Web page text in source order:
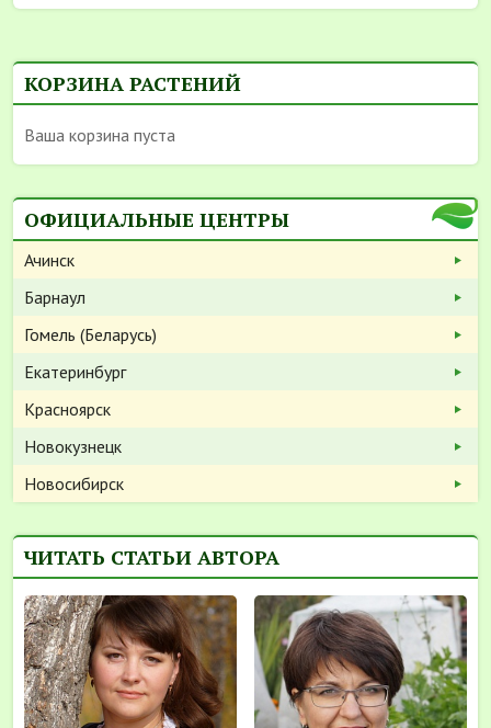
КОРЗИНА РАСТЕНИЙ
Ваша корзина пуста
ОФИЦИАЛЬНЫЕ ЦЕНТРЫ
Ачинск
Барнаул
Гомель (Беларусь)
Екатеринбург
Красноярск
Новокузнецк
Новосибирск
ЧИТАТЬ СТАТЬИ АВТОРА